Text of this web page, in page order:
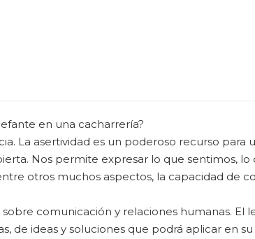
en una cacharrería?
La asertividad es un poderoso recurso para
Nos permite expresar lo que sentimos,
otros muchos aspectos, la capacidad de
comunicación y relaciones humanas. El
de ideas y soluciones que podrá aplicar en